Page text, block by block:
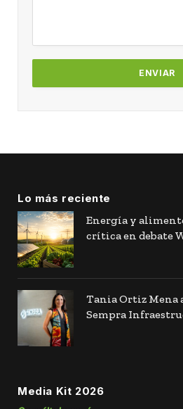
Lo más reciente
Energía y
crítica en debate
Tania Ortiz Mena
Sempra
Media Kit 2026